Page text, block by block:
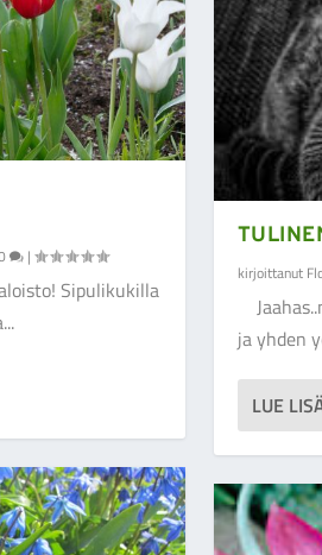
|
Sipulikukilla
kirjoittanut
ja yhden
LUE